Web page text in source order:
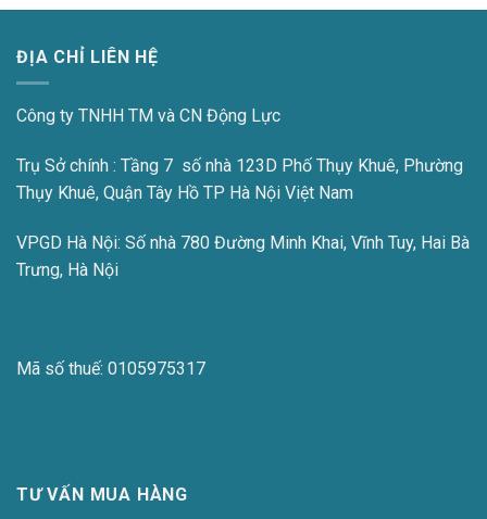
ĐỊA CHỈ LIÊN HỆ
Công ty TNHH TM và CN Động Lực
Trụ Sở chính : Tầng 7 số nhà 123D Phố Thụy Khuê, Phường
Thụy Khuê, Quận Tây Hồ TP Hà Nội Việt Nam
VPGD Hà Nội: Số nhà 780 Đường Minh Khai, Vĩnh Tuy, Hai Bà
Trưng, Hà Nội
Mã số thuế: 0105975317
TƯ VẤN MUA HÀNG